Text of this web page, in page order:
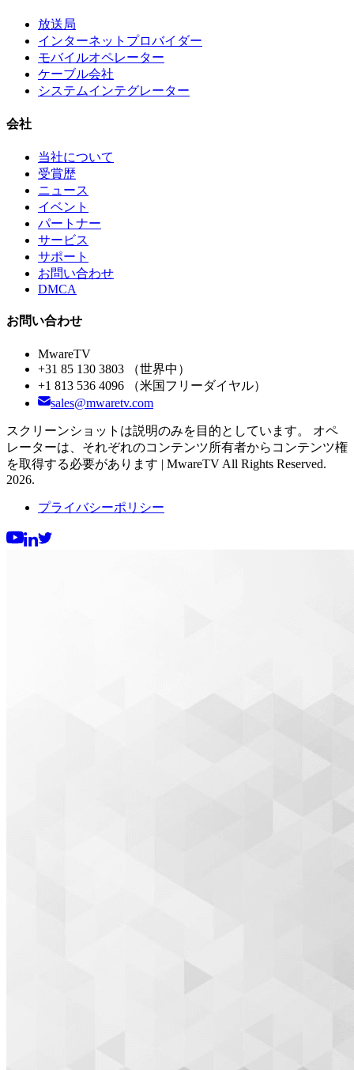
放送局
インターネットプロバイダー
モバイルオペレーター
ケーブル会社
システムインテグレーター
会社
当社について
受賞歴
ニュース
イベント
パートナー
サービス
サポート
お問い合わせ
DMCA
お問い合わせ
MwareTV
+31 85 130 3803
（世界中）
+1 813 536 4096
（米国フリーダイヤル）
sales@mwaretv.com
スクリーンショットは説明のみを目的としています。 オペ
レーターは、それぞれのコンテンツ所有者からコンテンツ権
を取得する必要があります | MwareTV All Rights Reserved.
2026.
プライバシーポリシー